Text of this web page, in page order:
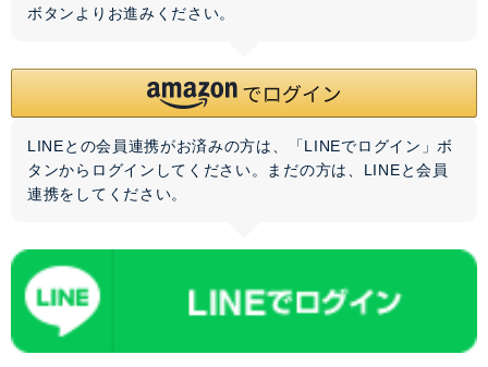
ボタンよりお進みください。
LINEとの会員連携がお済みの方は、「LINEでログイン」ボ
タンからログインしてください。まだの方は、 LINEと会員
連携をしてください。